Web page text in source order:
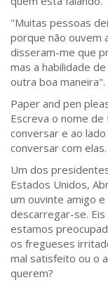
"Muitas pessoas
porque não ouvem
disseram-me que
mas a habilidade
outra boa
Paper and pen
Escreva o nome
conversar e ao
conversar com elas.
Um dos
Estados Unidos,
um ouvinte amigo
descarregar-se.
estamos
os fregueses
mal satisfeito ou o
querem?